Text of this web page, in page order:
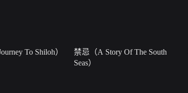
To Shiloh）
禁忌（A Story Of The South
Seas）